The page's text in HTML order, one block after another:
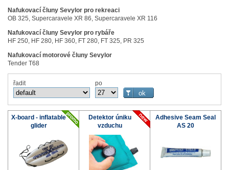
Nafukovací čluny Sevylor pro rekreaci
OB 325, Supercaravele XR 86, Supercaravele XR 116
Nafukovací čluny Sevylor pro rybáře
HF 250, HF 280, HF 360, FT 280, FT 325, PR 325
Nafukovací motorové čluny Sevylor
Tender T68
řadit po
X-board - inflatable
glider
Detektor úniku
vzduchu
Adhesive Seam Seal
AS 20